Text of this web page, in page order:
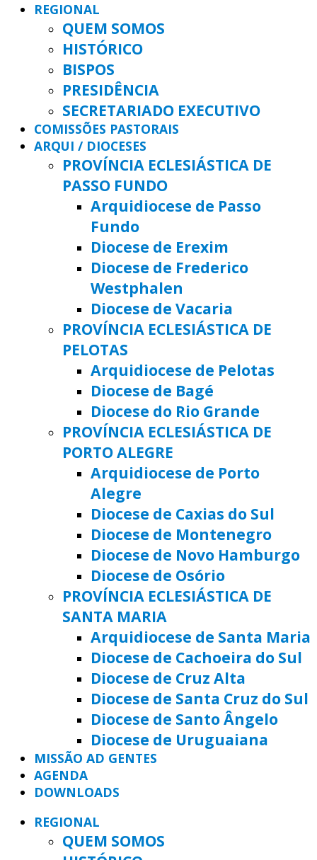
REGIONAL
QUEM SOMOS
HISTÓRICO
BISPOS
PRESIDÊNCIA
SECRETARIADO EXECUTIVO
COMISSÕES PASTORAIS
ARQUI / DIOCESES
PROVÍNCIA ECLESIÁSTICA DE
PASSO FUNDO
Arquidiocese de Passo
Fundo
Diocese de Erexim
Diocese de Frederico
Westphalen
Diocese de Vacaria
PROVÍNCIA ECLESIÁSTICA DE
PELOTAS
Arquidiocese de Pelotas
Diocese de Bagé
Diocese do Rio Grande
PROVÍNCIA ECLESIÁSTICA DE
PORTO ALEGRE
Arquidiocese de Porto
Alegre
Diocese de Caxias do Sul
Diocese de Montenegro
Diocese de Novo Hamburgo
Diocese de Osório
PROVÍNCIA ECLESIÁSTICA DE
SANTA MARIA
Arquidiocese de Santa Maria
Diocese de Cachoeira do Sul
Diocese de Cruz Alta
Diocese de Santa Cruz do Sul
Diocese de Santo Ângelo
Diocese de Uruguaiana
MISSÃO AD GENTES
AGENDA
DOWNLOADS
REGIONAL
QUEM SOMOS